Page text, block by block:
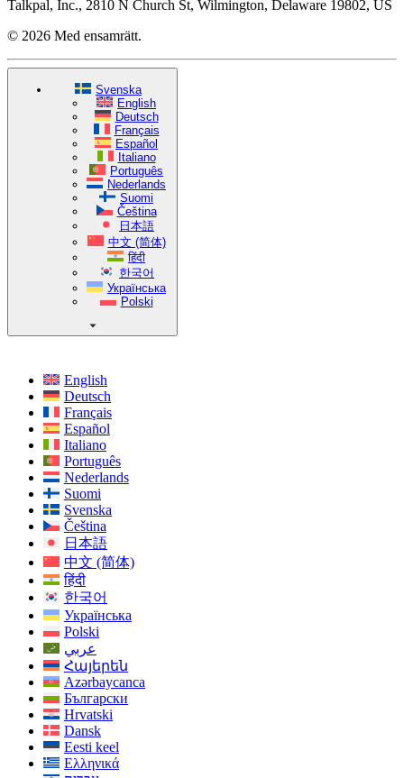
Talkpal, Inc., 2810 N Church St, Wilmington, Delaware 19802, US
© 2026 Med ensamrätt.
Svenska
English
Deutsch
Français
Español
Italiano
Português
Nederlands
Suomi
Čeština
日本語
中文 (简体)
हिंदी
한국어
Українська
Polski
English
Deutsch
Français
Español
Italiano
Português
Nederlands
Suomi
Svenska
Čeština
日本語
中文 (简体)
हिंदी
한국어
Українська
Polski
عربي
Հայերեն
Azərbaycanca
Български
Hrvatski
Dansk
Eesti keel
Ελληνικά